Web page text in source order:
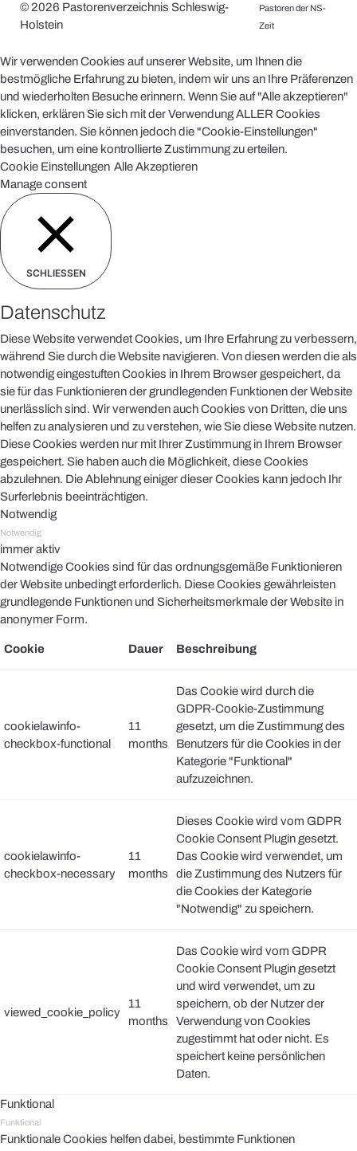
© 2026 Pastorenverzeichnis Schleswig-
Holstein
Pastoren der NS-
Zeit
Wir verwenden Cookies auf unserer Website, um Ihnen die
bestmögliche Erfahrung zu bieten, indem wir uns an Ihre Präferenzen
und wiederholten Besuche erinnern. Wenn Sie auf "Alle akzeptieren"
klicken, erklären Sie sich mit der Verwendung ALLER Cookies
einverstanden. Sie können jedoch die "Cookie-Einstellungen"
besuchen, um eine kontrollierte Zustimmung zu erteilen.
Cookie Einstellungen Alle Akzeptieren
Manage consent
SCHLIESSEN
Datenschutz
Diese Website verwendet Cookies, um Ihre Erfahrung zu verbessern,
während Sie durch die Website navigieren. Von diesen werden die als
notwendig eingestuften Cookies in Ihrem Browser gespeichert, da
sie für das Funktionieren der grundlegenden Funktionen der Website
unerlässlich sind. Wir verwenden auch Cookies von Dritten, die uns
helfen zu analysieren und zu verstehen, wie Sie diese Website nutzen.
Diese Cookies werden nur mit Ihrer Zustimmung in Ihrem Browser
gespeichert. Sie haben auch die Möglichkeit, diese Cookies
abzulehnen. Die Ablehnung einiger dieser Cookies kann jedoch Ihr
Surferlebnis beeinträchtigen.
Notwendig
Notwendig
immer aktiv
Notwendige Cookies sind für das ordnungsgemäße Funktionieren
der Website unbedingt erforderlich. Diese Cookies gewährleisten
grundlegende Funktionen und Sicherheitsmerkmale der Website in
anonymer Form.
Cookie Dauer Beschreibung
cookielawinfo-
checkbox-functional
11
months
Das Cookie wird durch die
GDPR-Cookie-Zustimmung
gesetzt, um die Zustimmung des
Benutzers für die Cookies in der
Kategorie "Funktional"
aufzuzeichnen.
cookielawinfo-
checkbox-necessary
11
months
Dieses Cookie wird vom GDPR
Cookie Consent Plugin gesetzt.
Das Cookie wird verwendet, um
die Zustimmung des Nutzers für
die Cookies der Kategorie
"Notwendig" zu speichern.
viewed_cookie_policy
11
months
Das Cookie wird vom GDPR
Cookie Consent Plugin gesetzt
und wird verwendet, um zu
speichern, ob der Nutzer der
Verwendung von Cookies
zugestimmt hat oder nicht. Es
speichert keine persönlichen
Daten.
Funktional
Funktional
Funktionale Cookies helfen dabei, bestimmte Funktionen